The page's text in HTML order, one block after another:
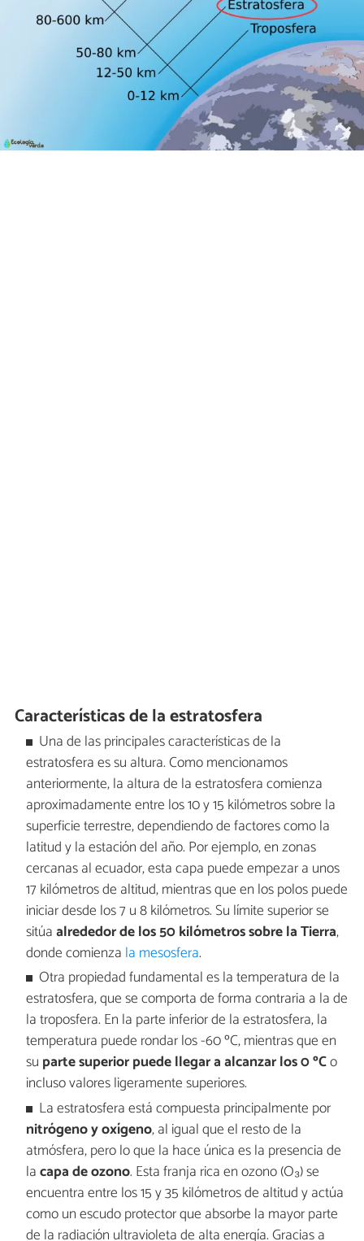
Características de la estratosfera
Una de las principales características de la
estratosfera es su altura. Como mencionamos
anteriormente, la altura de la estratosfera comienza
aproximadamente entre los 10 y 15 kilómetros sobre la
superficie terrestre, dependiendo de factores como la
latitud y la estación del año. Por ejemplo, en zonas
cercanas al ecuador, esta capa puede empezar a unos
17 kilómetros de altitud, mientras que en los polos puede
iniciar desde los 7 u 8 kilómetros. Su límite superior se
sitúaalrededor de los 50 kilómetros sobre la Tierra,
donde comienza la mesosfera.
Otra propiedad fundamental es la temperatura de la
estratosfera, que se comporta de forma contraria a la de
la troposfera. En la parte inferior de la estratosfera, la
temperatura puede rondar los -60 ºC, mientras que en
su parte superior puede llegar a alcanzar los 0 ºCo
incluso valores ligeramente superiores.
La estratosfera está compuesta principalmente por
nitrógeno y oxígeno, al igual que el resto de la
atmósfera, pero lo que la hace única es la presencia de
lacapa de ozono. Esta franja rica en ozono (O₃) se
encuentra entre los 15 y 35 kilómetros de altitud y actúa
como un escudo protector que absorbe la mayor parte
de la radiación ultravioleta de alta energía. Gracias a